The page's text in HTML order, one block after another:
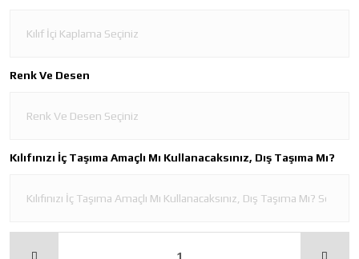
Renk Ve Desen
Kılıfınızı İç Taşıma Amaçlı Mı Kullanacaksınız, Dış Taşıma Mı?